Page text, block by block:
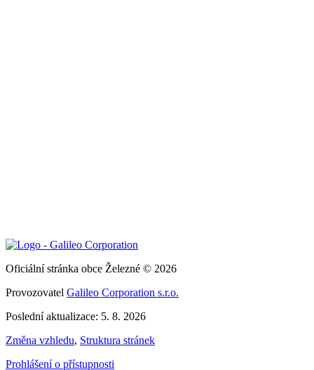
Oficiální stránka obce Železné © 2026
Provozovatel Galileo Corporation s.r.o.
Poslední aktualizace: 5. 8. 2026
Změna vzhledu, Struktura stránek
Prohlášení o přístupnosti